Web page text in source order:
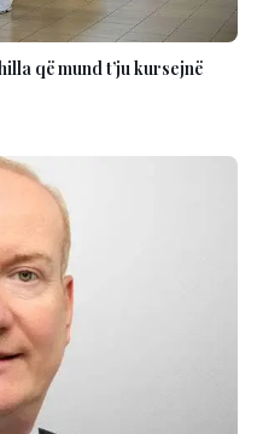
që mund t’ju kursejnë